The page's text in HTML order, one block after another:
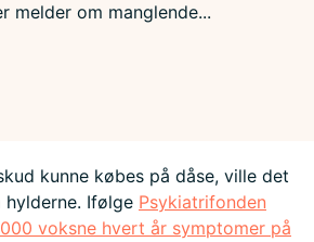
melder om manglende...
kunne købes på dåse, ville det
Ifølge Psykiatrifonden
voksne hvert år symptomer på